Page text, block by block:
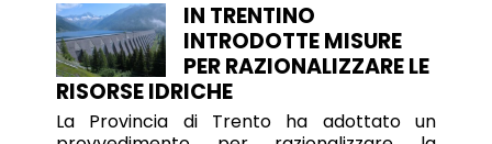
IN TRENTINO
INTRODOTTE MISURE
PER RAZIONALIZZARE LE
RISORSE IDRICHE
La Provincia di Trento ha adottato un